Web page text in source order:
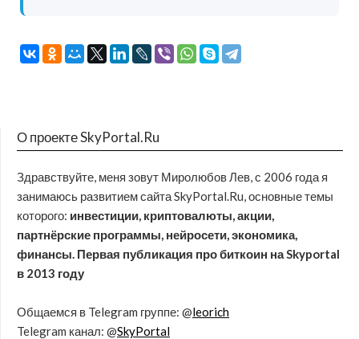
О проекте SkyPortal.Ru
Здравствуйте, меня зовут Миролюбов Лев, с 2006 года я
занимаюсь развитием сайта SkyPortal.Ru, основные темы
которого: инвестиции, криптовалюты, акции,
партнёрские программы, нейросети, экономика,
финансы. Первая публикация про биткоин на Skyportal
в 2013 году
Общаемся в Telegram группе: @leorich
Telegram канал: @SkyPortal